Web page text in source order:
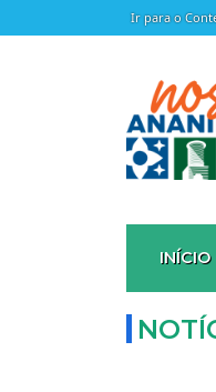
Ir para o
INÍCIO